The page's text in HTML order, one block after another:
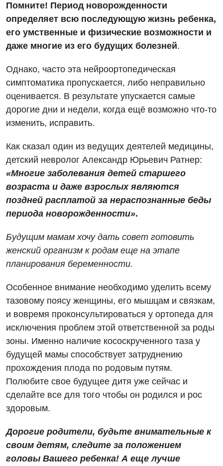
Детская хирургия
Детская эндокринология
Помните! Период новорожденности
определяет всю последующую жизнь ребенка,
его умственные и физические возможности и
даже многие из его будущих болезней.
Однако, часто эта нейроортопедическая
симптоматика пропускается, либо неправильно
оценивается. В результате упускается самые
дорогие дни и недели, когда ещё возможно что-то
изменить, исправить.
Как сказал один из ведущих деятелей медицины,
детский невролог Александр Юрьевич Ратнер:
«Многие заболевания детей старшего
возраста и даже взрослых являются
поздней расплатой за нераспознанные беды
периода новорожденности».
Будущим мамам хочу дать совет готовить
женский организм к родам еще на этапе
планирования беременности.
Особенное внимание необходимо уделить всему
тазовому поясу женщины, его мышцам и связкам,
и вовремя проконсультироваться у ортопеда для
исключения проблем этой ответственной за роды
зоны. Именно наличие кососкрученного таза у
будущей мамы способствует затруднению
прохождения плода по родовым путям.
Полюбите свое будущее дитя уже сейчас и
сделайте все для того чтобы он родился и рос
здоровым.
Дорогие родители, будьте внимательные к
своим детям, следите за положением
головы Вашего ребенка! А еще лучше